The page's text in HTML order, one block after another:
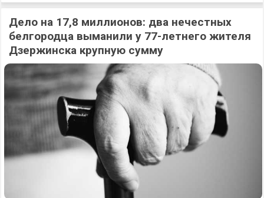
Дело на 17,8 миллионов: два нечестных
белгородца выманили у 77-летнего жителя
Дзержинска крупную сумму